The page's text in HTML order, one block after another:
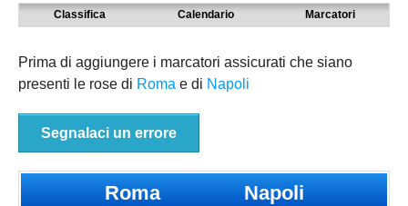
PARMA
PIACENZA
9° TORNEO EMILIAGOL
ECCELLENZA
PRIMA
SECONDA
REGIONALI
Classifica Calendario Marcatori
Prima di aggiungere i marcatori assicurati che siano
presenti le rose di Roma e di Napoli
Segnalaci un errore
Roma Napoli